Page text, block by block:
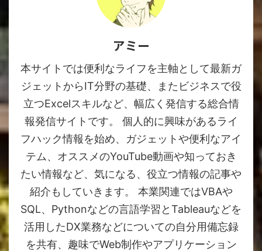
アミー
本サイトでは便利なライフを主軸として最新ガ
ジェットからIT分野の基礎、またビジネスで役
立つExcelスキルなど、幅広く発信する総合情
報発信サイトです。 個人的に興味があるライ
フハック情報を始め、ガジェットや便利なアイ
テム、オススメのYouTube動画や知っておき
たい情報など、気になる、役立つ情報の記事や
紹介もしていきます。 本業関連ではVBAや
SQL、Pythonなどの言語学習とTableauなどを
活用したDX業務などについての自分用備忘録
を共有、趣味でWeb制作やアプリケーション